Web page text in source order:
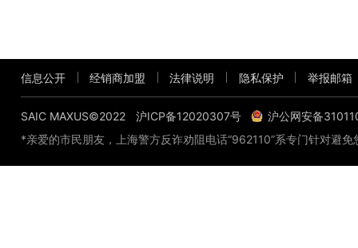
信息公开 经销商加盟 法律说明 隐私保护 举报邮箱
SAIC MAXUS©2022 沪ICP备12020307号
沪公网安备
*亲爱的市民朋友，上海警方反诈劝阻电话“962110”系专门针对避